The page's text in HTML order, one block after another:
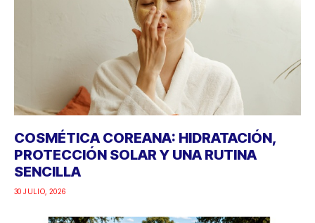
COSMÉTICA COREANA: HIDRATACIÓN,
PROTECCIÓN SOLAR Y UNA RUTINA
SENCILLA
30 JULIO, 2026